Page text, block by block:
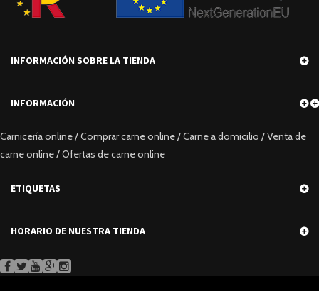
INFORMACIÓN SOBRE LA TIENDA
INFORMACIÓN
Carnicería online / Comprar carne online / Carne a domicilio / Venta de
carne online / Ofertas de carne online
ETIQUETAS
HORARIO DE NUESTRA TIENDA